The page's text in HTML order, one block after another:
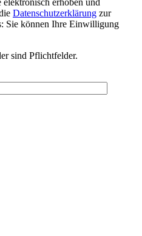
erhoben und
Datenschutzerklärung zur
Sie können Ihre Einwilligung
sind Pflichtfelder.